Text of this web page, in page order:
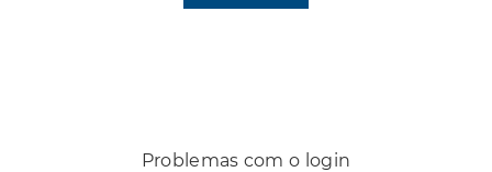
Problemas com o login